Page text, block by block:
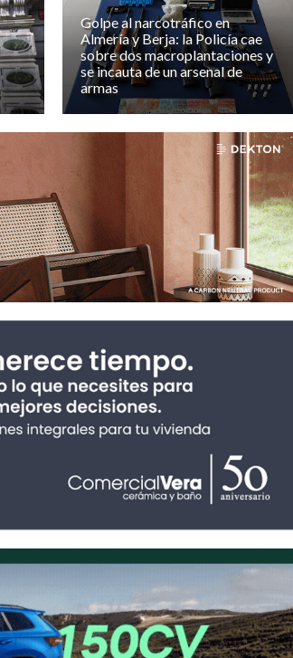
Golpe al narcotráfico en
Almería y Berja: la Policía cae
sobre dos macroplantaciones y
se incauta de un arsenal de
armas